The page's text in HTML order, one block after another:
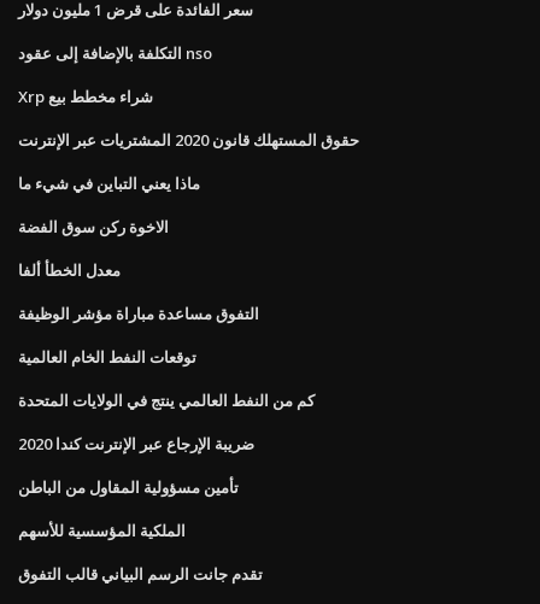
سعر الفائدة على قرض 1 مليون دولار
التكلفة بالإضافة إلى عقود nso
Xrp شراء مخطط بيع
حقوق المستهلك قانون 2020 المشتريات عبر الإنترنت
ماذا يعني التباين في شيء ما
الاخوة ركن سوق الفضة
معدل الخطأ ألفا
التفوق مساعدة مباراة مؤشر الوظيفة
توقعات النفط الخام العالمية
كم من النفط العالمي ينتج في الولايات المتحدة
2020 ضريبة الإرجاع عبر الإنترنت كندا
تأمين مسؤولية المقاول من الباطن
الملكية المؤسسية للأسهم
تقدم جانت الرسم البياني قالب التفوق